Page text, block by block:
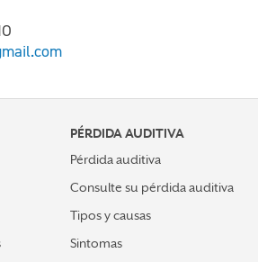
PÉRDIDA AUDITIVA
Pérdida auditiva
Consulte su pérdida auditiva
Tipos y causas
Sintomas